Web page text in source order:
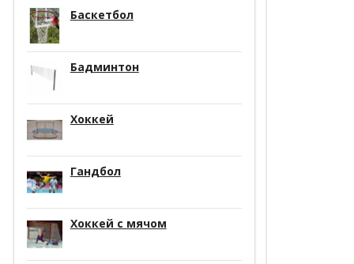
Баскетбол
Бадминтон
Хоккей
Гандбол
Хоккей с мячом